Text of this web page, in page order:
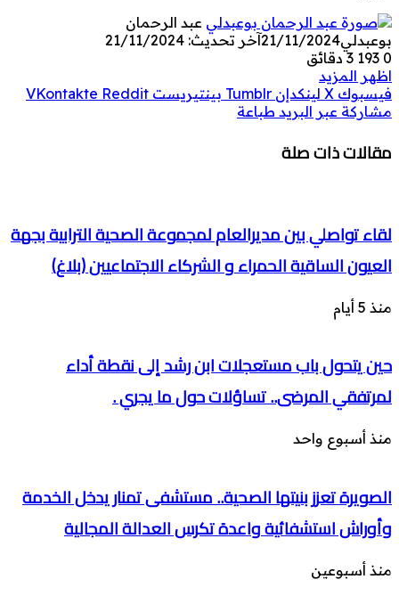
عبد الرحمان
بوعبدلي21/11/2024آخر تحديث: 21/11/2024
0
3 دقائق
اظهر المزيد
فيسبوك ‫X لينكدإن بينتيريست
مشاركة عبر البريد طباعة
مقالات ذات صلة
لقاء تواصلي بين مديرالعام لمجموعة الصحية الترابية بجهة
العيون الساقية الحمراء و الشركاء الاجتماعيين (بلاغ)
منذ 5 أيام
حين يتحول باب مستعجلات ابن رشد إلى نقطة أداء
لمرتفقي المرضى.. تساؤلات حول ما يجري .
منذ أسبوع واحد
الصويرة تعزز بنيتها الصحية.. مستشفى تمنار يدخل الخدمة
وأوراش استشفائية واعدة تكرس العدالة المجالية
منذ أسبوعين